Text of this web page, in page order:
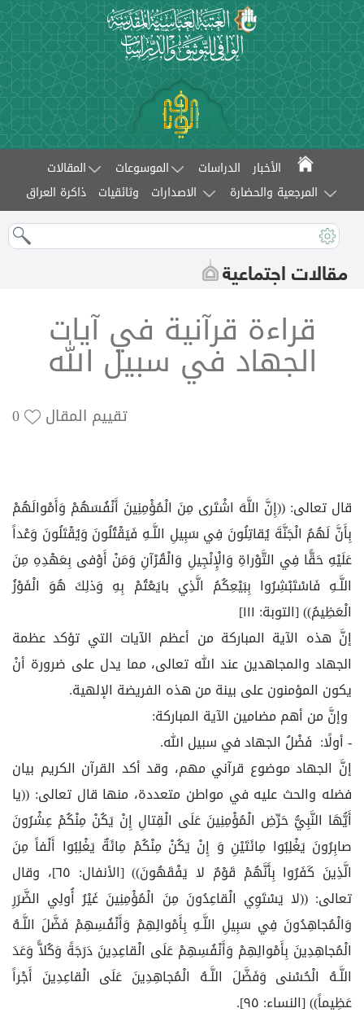
الأخبار الدراسات الموسوعات
المقالات
المرجعية والحضارة
الاصدارات وثائقيات ذاكرة العراق
مقالات اجتماعية
قراءة قرآنية في آيات
الجهاد في سبيل الله
0 تقييم المقال
قال تعالى: ((إِنَّ اللَّهَ اشْتَرى‏ مِنَ الْمُؤْمِنِينَ أَنْفُسَهُمْ وَأَمْوالَهُمْ
بِأَنَّ لَهُمُ الْجَنَّةَ يُقاتِلُونَ فِي سَبِيلِ اللَّـهِ فَيَقْتُلُونَ وَيُقْتَلُونَ وَعْداً
عَلَيْهِ حَقًّا فِي التَّوْراةِ وَالْإِنْجِيلِ وَالْقُرْآنِ وَمَنْ أَوْفى‏ بِعَهْدِهِ مِنَ
اللَّـهِ فَاسْتَبْشِرُوا بِبَيْعِكُمُ الَّذِي بايَعْتُمْ بِهِ وَذلِكَ هُوَ الْفَوْزُ
الْعَظِيمُ)) [التوبة: ١١١]
إنَّ هذه الآية المباركة من أعظم الآيات التي تؤكد عظمة
الجهاد والمجاهدين عند الله تعالى، مما يدل على ضرورة أنْ
يكون المؤمنون على بينة من هذه الفريضة الإلهية.
وإنَّ من أهم مضامين الآية المباركة:
- أولًا: فَضْلُ الجهاد في سبيل الله.
إنَّ الجهاد موضوع قرآني مهم، وقد أكد القرآن الكريم بيان
فضله والحث عليه في مواطن متعددة، منها قال تعالى: ((يا
أَيُّهَا النَّبِيُّ حَرِّضِ الْمُؤْمِنِينَ عَلَى الْقِتالِ إِنْ يَكُنْ مِنْكُمْ عِشْرُونَ
صابِرُونَ يَغْلِبُوا مِائَتَيْنِ وَ إِنْ يَكُنْ مِنْكُمْ مِائَةٌ يَغْلِبُوا أَلْفاً مِنَ
الَّذِينَ كَفَرُوا بِأَنَّهُمْ قَوْمٌ لا يَفْقَهُونَ)) [الأنفال: ٦٥]، وقال
تعالى: ((لا يَسْتَوِي الْقاعِدُونَ مِنَ الْمُؤْمِنِينَ غَيْرُ أُولِي الضَّرَرِ
وَالْمُجاهِدُونَ فِي سَبِيلِ اللَّـهِ بِأَمْوالِهِمْ وَأَنْفُسِهِمْ فَضَّلَ اللَّـهُ
الْمُجاهِدِينَ بِأَمْوالِهِمْ وَأَنْفُسِهِمْ عَلَى الْقاعِدِينَ دَرَجَةً وَكُلاًّ وَعَدَ
اللَّـهُ الْحُسْنى‏ وَفَضَّلَ اللَّـهُ الْمُجاهِدِينَ عَلَى الْقاعِدِينَ أَجْراً
عَظِيماً)) [النساء: ٩٥].